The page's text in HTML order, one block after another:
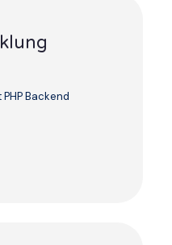
Backend